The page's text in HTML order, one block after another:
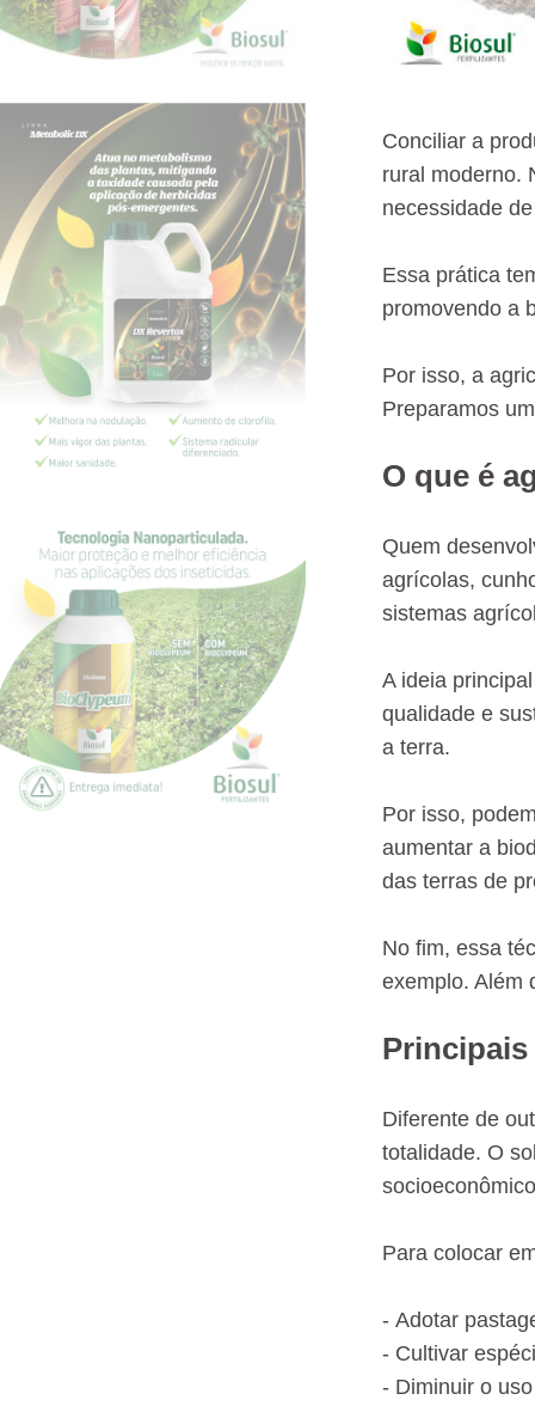
Conciliar a
rural moderno.
necessidade
Essa prática
promovendo a
Por isso, a
Preparamos
O que é
Quem
agrícolas,
sistemas
A ideia
qualidade e
a terra.
Por isso,
aumentar a
das terras de
No fim, essa
exemplo. Além
Diferente de
totalidade. O
Para colocar
- Adotar
- Cultivar
- Diminuir o